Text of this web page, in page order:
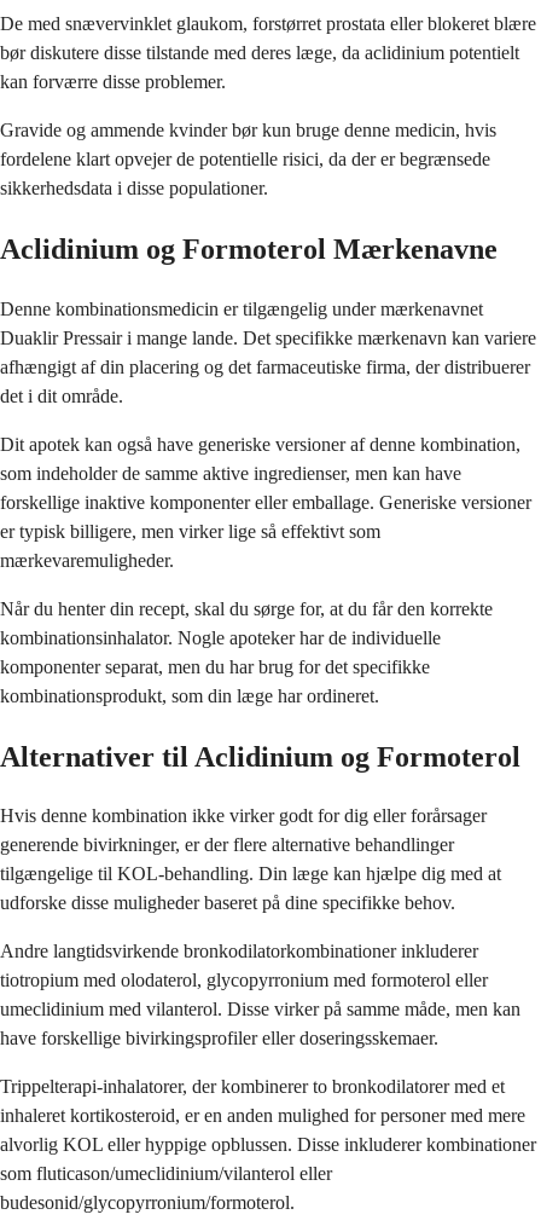
De med snævervinklet glaukom, forstørret prostata eller blokeret blære
bør diskutere disse tilstande med deres læge, da aclidinium potentielt
kan forværre disse problemer.
Gravide og ammende kvinder bør kun bruge denne medicin, hvis
fordelene klart opvejer de potentielle risici, da der er begrænsede
sikkerhedsdata i disse populationer.
Aclidinium og Formoterol Mærkenavne
Denne kombinationsmedicin er tilgængelig under mærkenavnet
Duaklir Pressair i mange lande. Det specifikke mærkenavn kan variere
afhængigt af din placering og det farmaceutiske firma, der distribuerer
det i dit område.
Dit apotek kan også have generiske versioner af denne kombination,
som indeholder de samme aktive ingredienser, men kan have
forskellige inaktive komponenter eller emballage. Generiske versioner
er typisk billigere, men virker lige så effektivt som
mærkevaremuligheder.
Når du henter din recept, skal du sørge for, at du får den korrekte
kombinationsinhalator. Nogle apoteker har de individuelle
komponenter separat, men du har brug for det specifikke
kombinationsprodukt, som din læge har ordineret.
Alternativer til Aclidinium og Formoterol
Hvis denne kombination ikke virker godt for dig eller forårsager
generende bivirkninger, er der flere alternative behandlinger
tilgængelige til KOL-behandling. Din læge kan hjælpe dig med at
udforske disse muligheder baseret på dine specifikke behov.
Andre langtidsvirkende bronkodilatorkombinationer inkluderer
tiotropium med olodaterol, glycopyrronium med formoterol eller
umeclidinium med vilanterol. Disse virker på samme måde, men kan
have forskellige bivirkingsprofiler eller doseringsskemaer.
Trippelterapi-inhalatorer, der kombinerer to bronkodilatorer med et
inhaleret kortikosteroid, er en anden mulighed for personer med mere
alvorlig KOL eller hyppige opblussen. Disse inkluderer kombinationer
som fluticason/umeclidinium/vilanterol eller
budesonid/glycopyrronium/formoterol.